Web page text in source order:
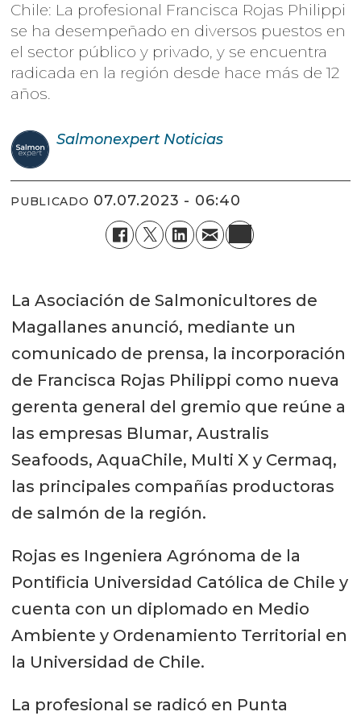
Chile: La profesional Francisca Rojas Philippi
se ha desempeñado en diversos puestos en
el sector público y privado, y se encuentra
radicada en la región desde hace más de 12
años.
Salmonexpert Noticias
PUBLICADO 07.07.2023 - 06:40
La Asociación de Salmonicultores de
Magallanes anunció, mediante un
comunicado de prensa, la incorporación
de Francisca Rojas Philippi como nueva
gerenta general del gremio que reúne a
las empresas Blumar, Australis
Seafoods, AquaChile, Multi X y Cermaq,
las principales compañías productoras
de salmón de la región.
Rojas es Ingeniera Agrónoma de la
Pontificia Universidad Católica de Chile y
cuenta con un diplomado en Medio
Ambiente y Ordenamiento Territorial en
la Universidad de Chile.
La profesional se radicó en Punta